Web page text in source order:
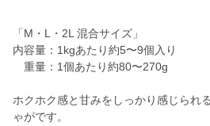
「M・L・2L 混合サイズ」
内容量：1kgあたり約5〜9個入り
重量：1個あたり約80〜270g
ホクホク感と甘みをしっかり感じられ
ゃがです。